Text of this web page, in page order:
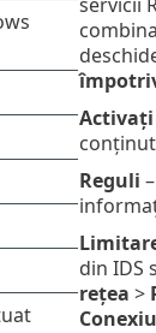
Reguli
din IDS
rețea >